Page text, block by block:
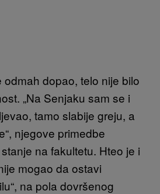
dopao, telo nije bilo
„Na Senjaku sam se i
tamo slabije greju, a
njegove primedbe
na fakultetu. Hteo je i
mogao da ostavi
na pola dovršenog